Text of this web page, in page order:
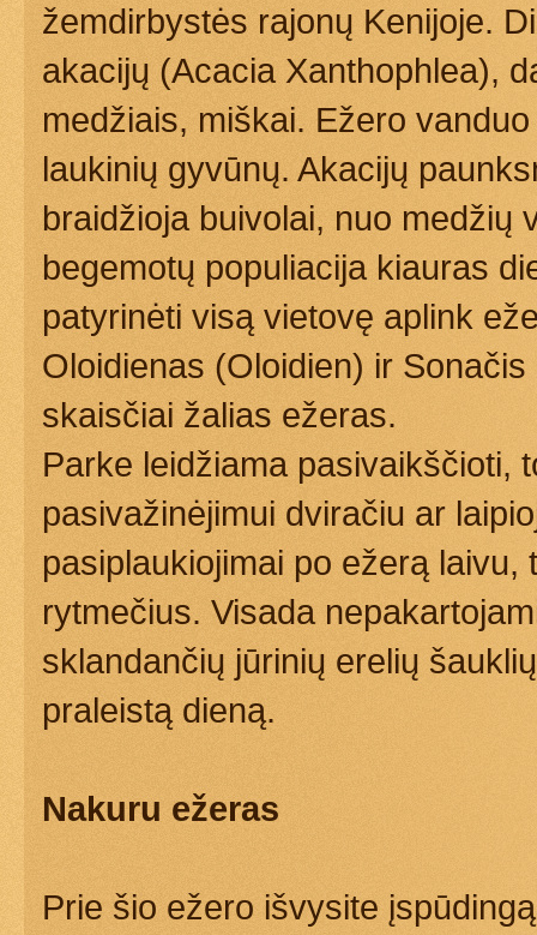
žemdirbystės rajonų Kenijoje.
akacijų (Acacia Xanthophlea),
medžiais, miškai. Ežero
laukinių gyvūnų. Akacijų
braidžioja buivolai, nuo medžių
begemotų populiacija kiauras
patyrinėti visą vietovę aplink
Oloidienas (Oloidien) ir
skaisčiai žalias ežeras.
Parke leidžiama pasivaikščioti,
pasivažinėjimui dviračiu ar
pasiplaukiojimai po ežerą
rytmečius. Visada
sklandančių jūrinių erelių
praleistą dieną.
Nakuru ežeras
Prie šio ežero išvysite